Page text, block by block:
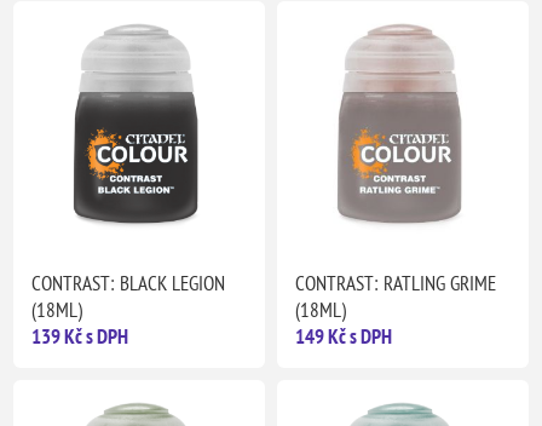
CONTRAST: BLACK LEGION
(18ML)
139 Kč s DPH
CONTRAST: RATLING GRIME
(18ML)
149 Kč s DPH